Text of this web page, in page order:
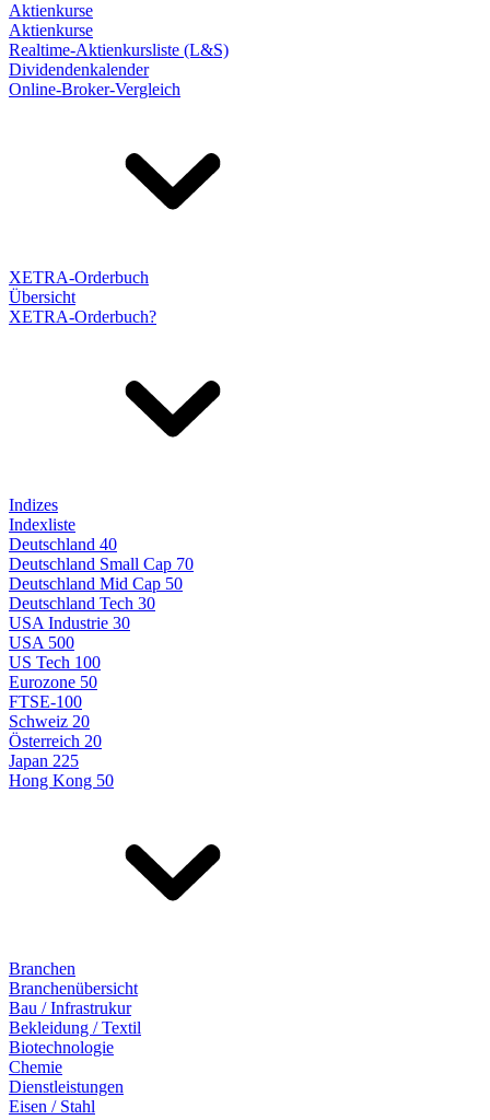
Aktienkurse
Aktienkurse
Realtime-Aktienkursliste (L&S)
Dividendenkalender
Online-Broker-Vergleich
XETRA-Orderbuch
Übersicht
XETRA-Orderbuch?
Indizes
Indexliste
Deutschland 40
Deutschland Small Cap 70
Deutschland Mid Cap 50
Deutschland Tech 30
USA Industrie 30
USA 500
US Tech 100
Eurozone 50
FTSE-100
Schweiz 20
Österreich 20
Japan 225
Hong Kong 50
Branchen
Branchenübersicht
Bau / Infrastrukur
Bekleidung / Textil
Biotechnologie
Chemie
Dienstleistungen
Eisen / Stahl